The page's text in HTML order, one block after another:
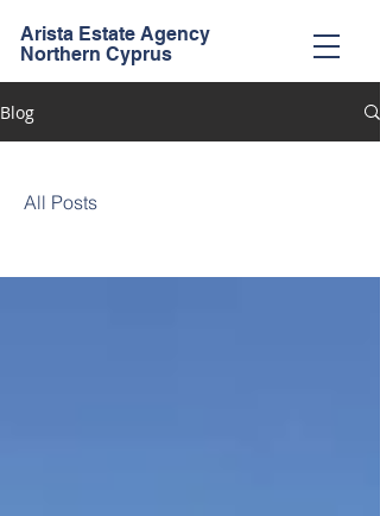
Arista Estate Agency
Northern Cyprus
Blog
All Posts